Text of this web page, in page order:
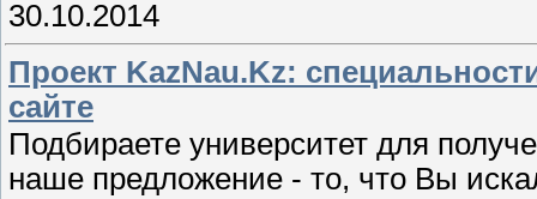
30.10.2014
Проект KazNau.Kz:
сайте
Подбираете университет для
наше предложение - то, что Вы